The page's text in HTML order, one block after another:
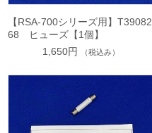
【RSA-700シリーズ用】T39082
68 ヒューズ【1個】
1,650円
（税込み）